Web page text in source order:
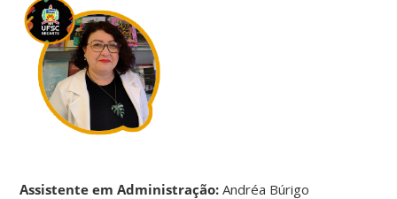
Assistente em Administração:Andréa Búrigo